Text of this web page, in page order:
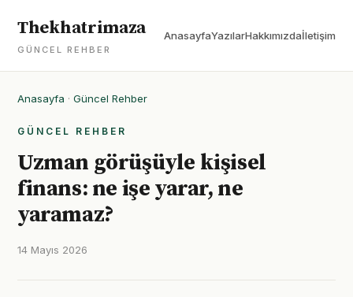
Thekhatrimaza
GÜNCEL REHBER
AnasayfaYazılarHakkımızdaİletişim
Anasayfa · Güncel Rehber
GÜNCEL REHBER
Uzman görüşüyle kişisel
finans: ne işe yarar, ne
yaramaz?
14 Mayıs 2026